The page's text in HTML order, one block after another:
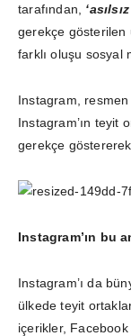
tarafından,
gerekçe gösterilen
farklı oluşu sosyal
Instagram, resmen
Instagram’ın teyit
gerekçe
Instagram’ın bu
Instagram’ı da
ülkede teyit
içerikler, Facebook